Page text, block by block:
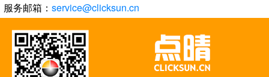
服务邮箱： service@clicksun.cn